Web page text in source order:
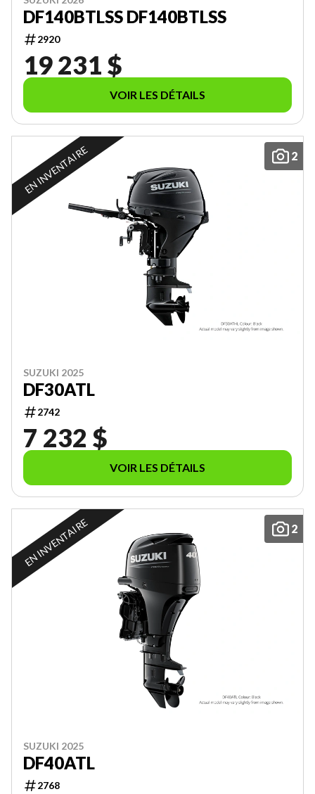
DF140BTLSS DF140BTLSS
2920
19 231 $
VOIR LES DÉTAILS
2
EN INVENTAIRE
SUZUKI 2025
DF30ATL
2742
7 232 $
VOIR LES DÉTAILS
2
EN INVENTAIRE
SUZUKI 2025
DF40ATL
2768